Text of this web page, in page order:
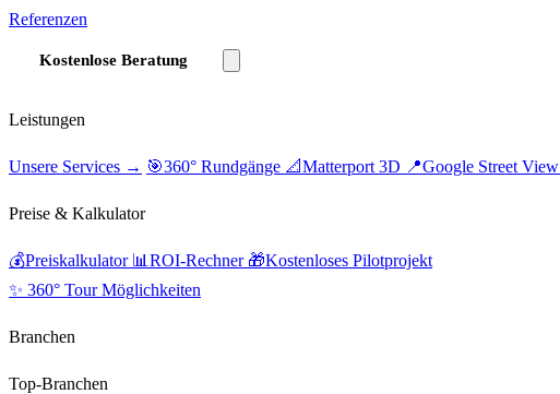
Referenzen
Kostenlose Beratung
Leistungen
Unsere Services → 🎯360° Rundgänge 📐Matterport 3D 📍Google Street View
Preise & Kalkulator
💰Preiskalkulator 📊 ROI-Rechner 🎁Kostenloses Pilotprojekt
✨ 360° Tour Möglichkeiten
Branchen
Top-Branchen